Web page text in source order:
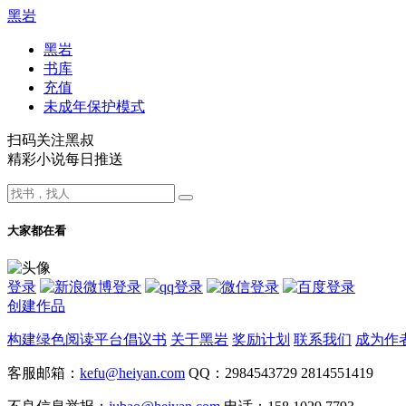
黑岩
黑岩
书库
充值
未成年保护模式
扫码关注黑叔
精彩小说每日推送
大家都在看
登录
创建作品
构建绿色阅读平台倡议书 关于黑岩 奖励计划 联系我们 成为作
客服邮箱： kefu@heiyan.com QQ：2984543729 2814551419